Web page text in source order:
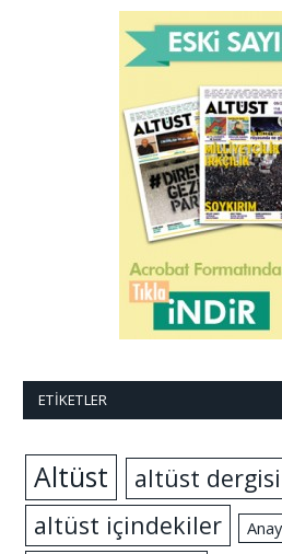
ETIKETLER
Altüst
altüst
altüst içindekiler